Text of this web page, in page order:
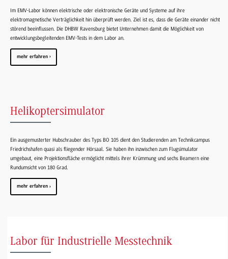
Im EMV-Labor können elektrische oder elektronische Geräte und Systeme auf ihre
elektromagnetische Verträglichkeit hin überprüft werden. Ziel ist es, dass die Geräte einander nicht
störend beeinflussen. Die DHBW Ravensburg bietet Unternehmen damit die Möglichkeit von
entwicklungsbegleitenden EMV-Tests in dem Labor an.
mehr erfahren
Helikoptersimulator
Ein ausgemusterter Hubschrauber des Typs BO 105 dient den Studierenden am Technikcampus
Friedrichshafen quasi als fliegender Hörsaal. Sie haben ihn inzwischen zum Flugsimulator
umgebaut, eine Projektionsfläche ermöglicht mittels ihrer Krümmung und sechs Beamern eine
Rundumsicht von 180 Grad.
mehr erfahren
Labor für Industrielle Messtechnik